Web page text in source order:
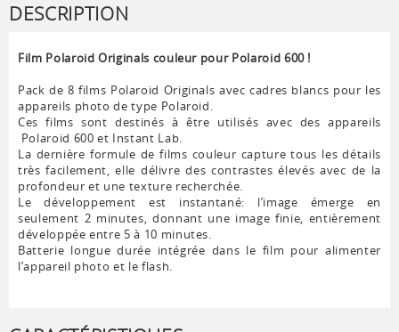
DESCRIPTION
Film Polaroid Originals couleur pour Polaroid 600 !
Pack de 8 films Polaroid Originals avec cadres blancs pour les
appareils photo de type Polaroid.
Ces films sont destinés à être utilisés avec des appareils
Polaroid 600 et Instant Lab.
La dernière formule de films couleur capture tous les détails
très facilement, elle délivre des contrastes élevés avec de la
profondeur et une texture recherchée.
Le développement est instantané: l’image émerge en
seulement 2 minutes, donnant une image finie, entièrement
développée entre 5 à 10 minutes.
Batterie longue durée intégrée dans le film pour alimenter
l’appareil photo et le flash.